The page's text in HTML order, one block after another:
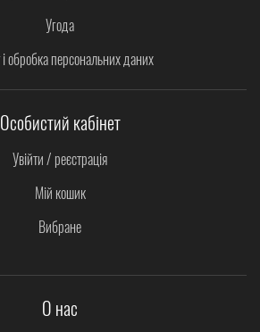
Угода
і обробка персональних даних
Особистий кабінет
Увійти / реєстрація
Мій кошик
Вибране
О нас